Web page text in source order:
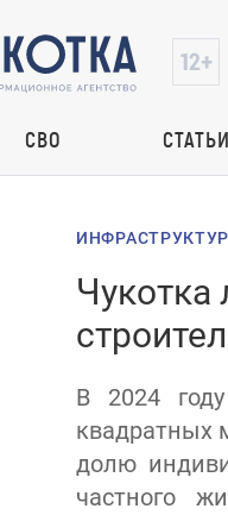
СВО СТАТЬИ
Чукотка
В 2024
квадратных
долю
частного